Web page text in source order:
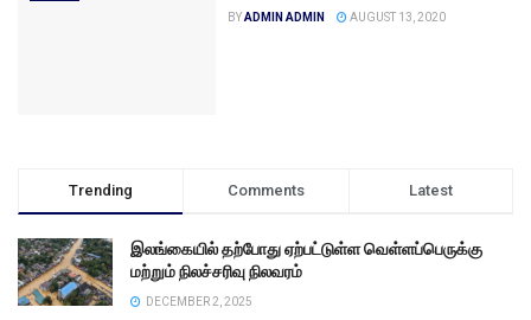
BYADMIN ADMIN AUGUST 13, 2020
Trending Comments Latest
இலங்கையில் தற்போது ஏற்பட்டுள்ள வெள்ளப்பெருக்கு
மற்றும் நிலச்சரிவு நிலவரம்
DECEMBER 2, 2025